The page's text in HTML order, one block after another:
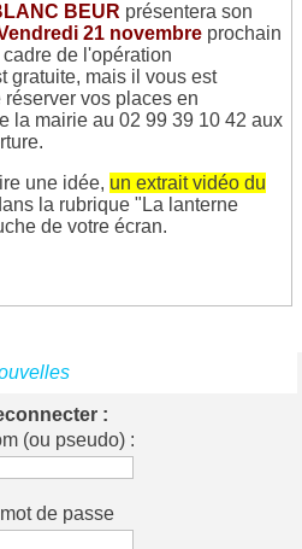
BEUR présentera son
21 novembre prochain
de l'opération
gratuite, mais il vous est
vos places en
la mairie au 02 99 39 10 42 aux
une idée, un extrait vidéo du
la rubrique "La lanterne
de votre écran.
:
(ou pseudo) :
de passe